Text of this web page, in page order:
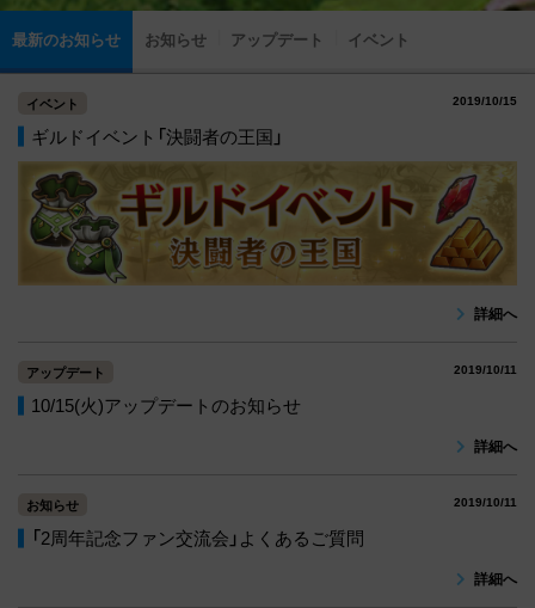
最新のお知らせ お知らせ アップデート イベント
イベント 2019/10/15
ギルドイベント「決闘者の王国」
詳細へ
アップデート 2019/10/11
10/15(火)アップデートのお知らせ
詳細へ
お知らせ 2019/10/11
「2周年記念ファン交流会」よくあるご質問
詳細へ